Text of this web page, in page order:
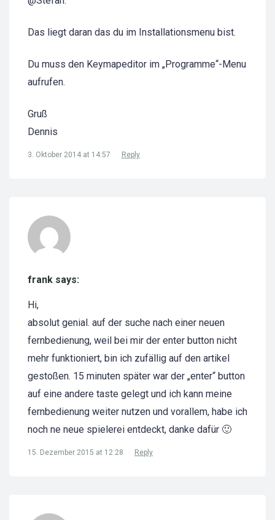
Das liegt daran das du im Installationsmenu bist.
Du muss den Keymapeditor im „Programme“-Menu
aufrufen.
Gruß
Dennis
3. Oktober 2014 at 14:57 Reply
frank says:
Hi,
absolut genial. auf der suche nach einer neuen
fernbedienung, weil bei mir der enter button nicht
mehr funktioniert, bin ich zufällig auf den artikel
gestoßen. 15 minuten später war der „enter“ button
auf eine andere taste gelegt und ich kann meine
fernbedienung weiter nutzen und vorallem, habe ich
noch ne neue spielerei entdeckt, danke dafür 🙂
15. Dezember 2015 at 12:28 Reply